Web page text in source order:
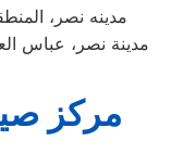
مدينه نصر،
مدينة نصر، عباس
مركز